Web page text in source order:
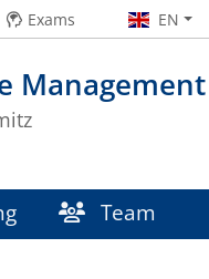
Exams EN
Team